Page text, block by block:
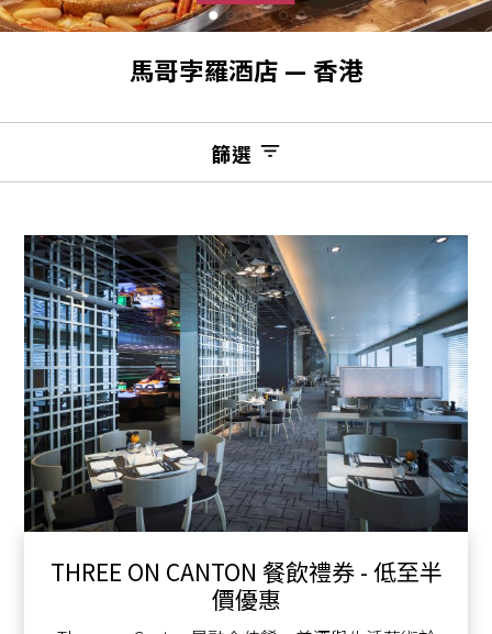
馬哥孛羅酒店 — 香港
篩選
THREE ON CANTON 餐飲禮券 - 低至半
價優惠